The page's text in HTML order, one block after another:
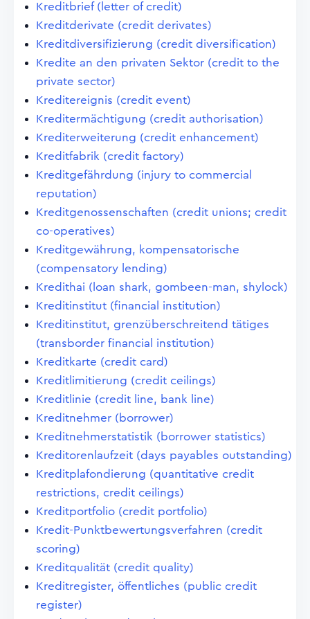
Kreditbrief (letter of credit)
Kreditderivate (credit derivates)
Kreditdiversifizierung (credit diversification)
Kredite an den privaten Sektor (credit to the
private sector)
Kreditereignis (credit event)
Kreditermächtigung (credit authorisation)
Krediterweiterung (credit enhancement)
Kreditfabrik (credit factory)
Kreditgefährdung (injury to commercial
reputation)
Kreditgenossenschaften (credit unions; credit
co-operatives)
Kreditgewährung, kompensatorische
(compensatory lending)
Kredithai (loan shark, gombeen-man, shylock)
Kreditinstitut (financial institution)
Kreditinstitut, grenzüberschreitend tätiges
(transborder financial institution)
Kreditkarte (credit card)
Kreditlimitierung (credit ceilings)
Kreditlinie (credit line, bank line)
Kreditnehmer (borrower)
Kreditnehmerstatistik (borrower statistics)
Kreditorenlaufzeit (days payables outstanding)
Kreditplafondierung (quantitative credit
restrictions, credit ceilings)
Kreditportfolio (credit portfolio)
Kredit-Punktbewertungsverfahren (credit
scoring)
Kreditqualität (credit quality)
Kreditregister, öffentliches (public credit
register)